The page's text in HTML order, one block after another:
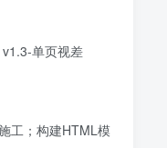
单页视差
工；构建HTML模